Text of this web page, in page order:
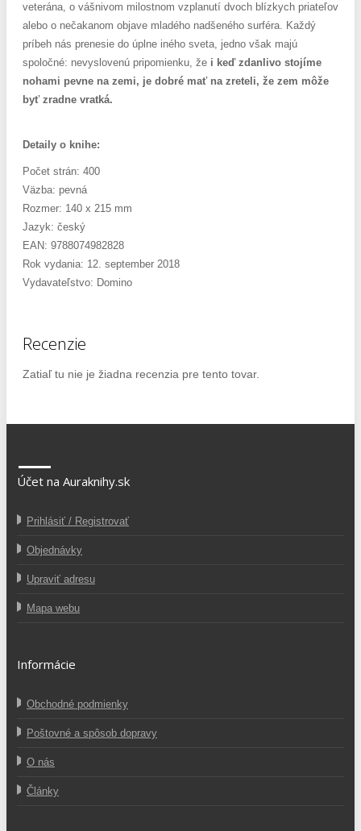
veterána, o vášnivom milostnom vzplanutí dvoch blízkych priateľov
alebo o nečakanom objave mladého nadšeného surféra. Každý
príbeh nás prenesie do úplne iného sveta, jedno však majú
spoločné: nevyslovenú pripomienku, že i keď zdanlivo stojíme
nohami pevne na zemi, je dobré mať na zreteli, že zem môže
byť zradne vratká.
Detaily o knihe:
Počet strán: 400
Väzba: pevná
Rozmer: 140 x 215 mm
Jazyk: český
EAN: 9788074982828
Rok vydania: 12. september 2018
Vydavateľstvo: Domino
Recenzie
Zatiaľ tu nie je žiadna recenzia pre tento tovar.
Účet na Auraknihy.sk
Prihlásiť / Registrovať
Objednávky
Upraviť adresu
Mapa webu
Informácie
Obchodné podmienky
Poštovné a spôsob dopravy
O nás
Články